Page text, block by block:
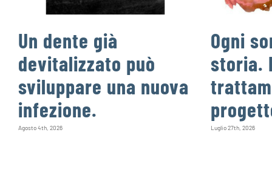
Un dente già
devitalizzato può
sviluppare una nuova
infezione.
Agosto 4th, 2026
Ogni
storia.
Luglio 27th, 2026